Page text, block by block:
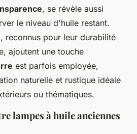
, se révèle aussi
le niveau d'huile restant.
reconnus pour leur durabilité
ajoutent une touche
est parfois employée,
naturelle et rustique idéale
ou thématiques.
lampes à huile anciennes